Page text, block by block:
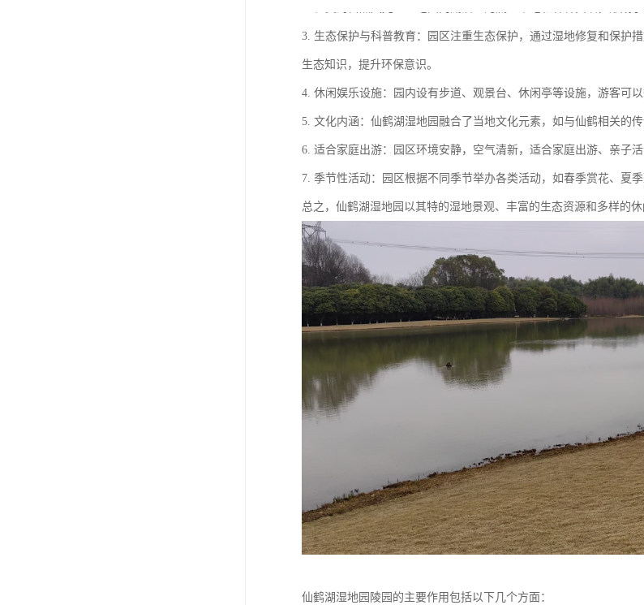
2. 优美的自然风光：湿地园内湖泊、河流、草地和森林交织，形成
3. 生态保护与科普教育：园区注重生态保护，通过湿地修复和保护
生态知识，提升环保意识。
4. 休闲娱乐设施：园内设有步道、观景台、休闲亭等设施，游客可
5. 文化内涵：仙鹤湖湿地园融合了当地文化元素，如与仙鹤相关的
6. 适合家庭出游：园区环境安静，空气清新，适合家庭出游、亲子
7. 季节性活动：园区根据不同季节举办各类活动，如春季赏花、夏
总之，仙鹤湖湿地园以其特的湿地景观、丰富的生态资源和多样的
仙鹤湖湿地园陵园的主要作用包括以下几个方面：